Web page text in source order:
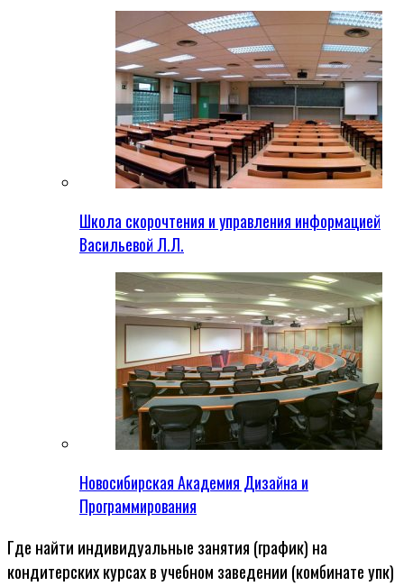
Школа скорочтения и управления информацией
Васильевой Л.Л.
Новосибирская Академия Дизайна и
Программирования
Где найти индивидуальные занятия (график) на
кондитерских курсах в учебном заведении (комбинате упк)